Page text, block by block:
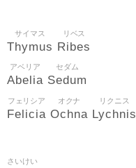
Thymus
サイマス
Ribes
リベス
Abelia
アベリア
Sedum
セダム
Felicia
フェリシア
Ochna
オクナ
Lychnis
リクニス
さいけい